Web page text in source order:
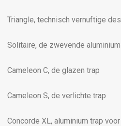
Triangle, technisch vernuftige
Solitaire, de zwevende
Cameleon C, de glazen trap
Cameleon S, de verlichte trap
Concorde XL, aluminium trap